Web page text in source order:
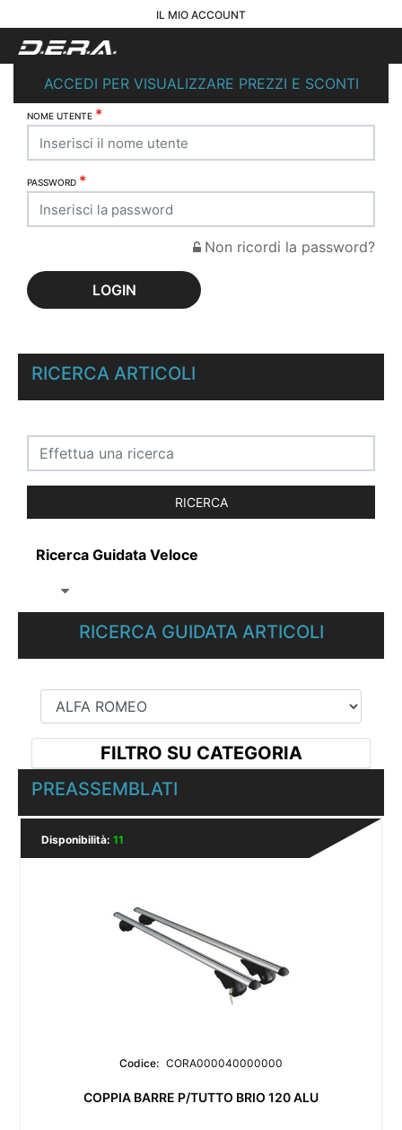
IL MIO ACCOUNT
ACCEDI PER VISUALIZZARE PREZZI E SCONTI
NOME UTENTE *
PASSWORD *
Non ricordi la password?
RICERCA ARTICOLI
Ricerca Guidata Veloce
RICERCA GUIDATA ARTICOLI
FILTRO SU CATEGORIA
PREASSEMBLATI
Disponibilità: 11
Codice: CORA000040000000
COPPIA BARRE P/TUTTO BRIO 120 ALU